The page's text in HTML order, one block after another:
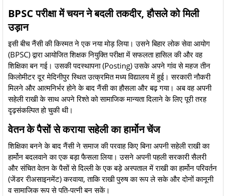
BPSC परीक्षा में चयन ने बदली तकदीर, हौसले को मिली
उड़ान
​इसी बीच नैंसी की किस्मत ने एक नया मोड़ लिया। उसने बिहार लोक सेवा आयोग
(BPSC) द्वारा आयोजित शिक्षक नियुक्ति परीक्षा में सफलता हासिल की और वह
शिक्षिका बन गई। उसकी पदस्थापना (Posting) उसके अपने गांव से महज तीन
किलोमीटर दूर मेदिनीपुर स्थित उत्क्रमित मध्य विद्यालय में हुई। सरकारी नौकरी
मिलने और आत्मनिर्भर होने के बाद नैंसी का हौसला और बढ़ गया। अब वह अपनी
सहेली राखी के साथ अपने रिश्ते को सामाजिक मान्यता दिलाने के लिए पूरी तरह
दृढ़संकल्पित हो चुकी थी।
वेतन के पैसों से कराया सहेली का हार्मोन चेंज
​शिक्षिका बनने के बाद नैंसी ने समाज की परवाह किए बिना अपनी सहेली राखी का
हार्मोन बदलवाने का एक बड़ा फैसला लिया। उसने अपनी पहली सरकारी सैलरी
और संचित वेतन के पैसों से दिल्ली के एक बड़े अस्पताल में राखी का हार्मोन परिवर्तन
(जेंडर रीअसाइनमेंट) करवाया, ताकि राखी पुरुष का रूप ले सके और दोनों कानूनी
व सामाजिक रूप से पति-पत्नी बन सकें।